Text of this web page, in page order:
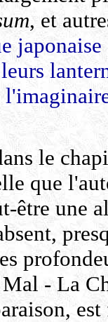
, et
le
que
être une
- La